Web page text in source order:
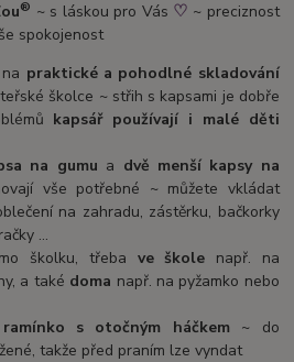
® ~ s láskou pro Vás ♡ ~ preciznost
spokojenost
praktické a pohodlné skladování
školce ~ střih s kapsami je dobře
kapsář používají i malé děti
na gumu a dvě menší kapsy na
vše potřebné ~ můžete vkládat
na zahradu, zástěrku, bačkorky
...
školku, třeba ve škole např. na
a také doma např. na pyžamko nebo
ramínko s otočným háčkem ~ do
takže před praním lze vyndat